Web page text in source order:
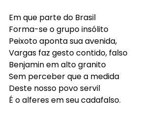
Em que parte do Brasil
Forma-se o grupo insólito
Peixoto aponta sua avenida,
Vargas faz gesto contido, falso
Benjamin em alto granito
Sem perceber que a medida
Deste nosso povo servil
É o alferes em seu cadafalso.